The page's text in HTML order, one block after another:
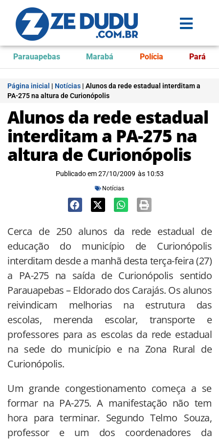
Parauapebas Marabá Polícia Pará
Página inicial | Notícias | Alunos da rede estadual interditam a
PA-275 na altura de Curionópolis
Alunos da rede estadual
interditam a PA-275 na
altura de Curionópolis
Publicado em 27/10/2009 às 10:53
Notícias
Cerca de 250 alunos da rede estadual de
educação do município de Curionópolis
interditam desde a manhã desta terça-feira (27)
a PA-275 na saída de Curionópolis sentido
Parauapebas – Eldorado dos Carajás. Os alunos
reivindicam melhorias na estrutura das
escolas, merenda escolar, transporte e
professores para as escolas da rede estadual
na sede do município e na Zona Rural de
Curionópolis.
Um grande congestionamento começa a se
formar na PA-275. A manifestação não tem
hora para terminar. Segundo Telmo Souza,
professor e um dos coordenadores da